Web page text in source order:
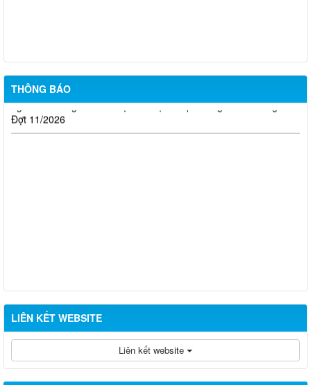
THÔNG BÁO
Thông báo kết quả đánh giá hồ sơ đề nghị cấp chứng chỉ hành
nghề đủ/không đủ điều kiện sát hạch cấp chứng chỉ hành nghề
Đợt 11/2026
LIÊN KẾT WEBSITE
Liên kết website